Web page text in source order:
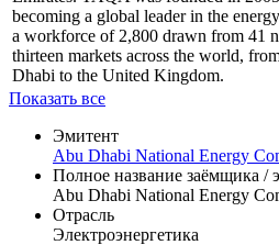
becoming a global leader in the
a workforce of 2,800 drawn from 41
thirteen markets across the world,
Dhabi to the United Kingdom.
Показать все
Эмитент
Abu Dhabi National Energy
Полное название заёмщика /
Abu Dhabi National Energy
Отрасль
Электроэнергетика